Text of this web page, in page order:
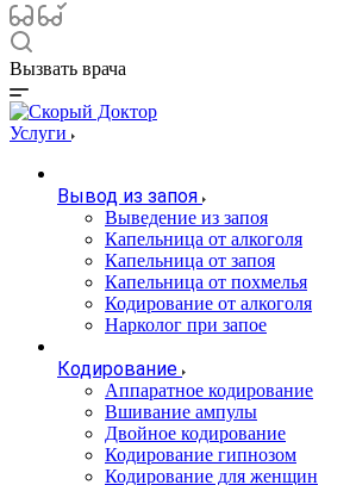
Вызвать врача
Услуги
Вывод из запоя
Выведение из запоя
Капельница от алкоголя
Капельница от запоя
Капельница от похмелья
Кодирование от алкоголя
Нарколог при запое
Кодирование
Аппаратное кодирование
Вшивание ампулы
Двойное кодирование
Кодирование гипнозом
Кодирование для женщин